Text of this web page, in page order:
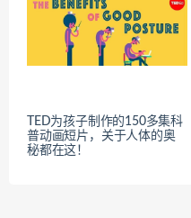
TED为孩子制作的150多集科
普动画短片，关于人体的奥
秘都在这！